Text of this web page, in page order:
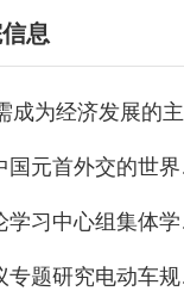
息
经济发展的主动力”
的世界情怀与大国气派
的重要论述 深入践行人民城市理念 努力建设现代化人民城市
理相关事宜 安排部署下步工作